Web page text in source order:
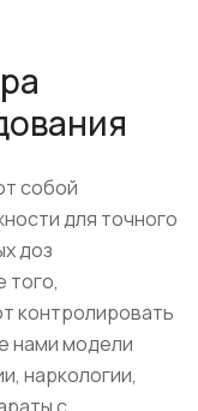
собой
для точного
доз
того,
контролировать
нами модели
наркологии,